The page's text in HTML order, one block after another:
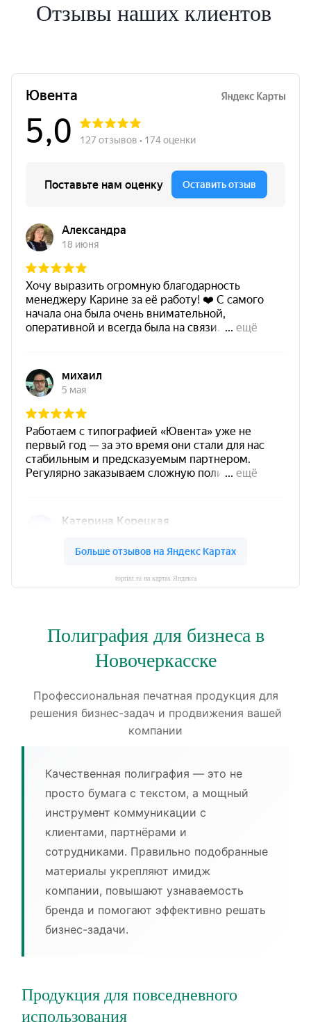
Отзывы наших клиентов
toprint.ru на картах Яндекса
Полиграфия для бизнеса в
Новочеркасске
Профессиональная печатная продукция для
решения бизнес-задач и продвижения вашей
компании
Качественная полиграфия — это не
просто бумага с текстом, а мощный
инструмент коммуникации с
клиентами, партнёрами и
сотрудниками. Правильно подобранные
материалы укрепляют имидж
компании, повышают узнаваемость
бренда и помогают эффективно решать
бизнес-задачи.
Продукция для повседневного
использования